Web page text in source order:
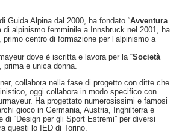
Guida Alpina dal 2000, ha fondato “Avventura
di alpinismo femminile a Innsbruck nel 2001, ha
primo centro di formazione per l’alpinismo a
dove è iscritta e lavora per la “Società
prima e unica donna.
collabora nella fase di progetto con ditte che
oggi collabora in modo specifico con
Ha progettato numerosissimi e famosi
gioco in Germania, Austria, Inghilterra e
“Design per gli Sport Estremi” per diversi
questi lo IED di Torino.